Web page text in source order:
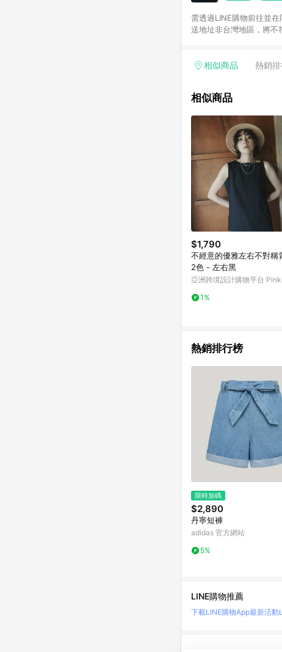
需透過LINE購物前往並
送地址非台灣地區，將不
相似商品 熱銷
相似商品
$1,790
不經意的優雅左右不對稱
2色 - 左右黑
亞洲跨境設計購物平台
1%
熱銷排行榜
限時加碼
$2,890
丹寧短褲
adidas 官方網站
5%
LINE購物推薦
下載LINE購物App最新活動